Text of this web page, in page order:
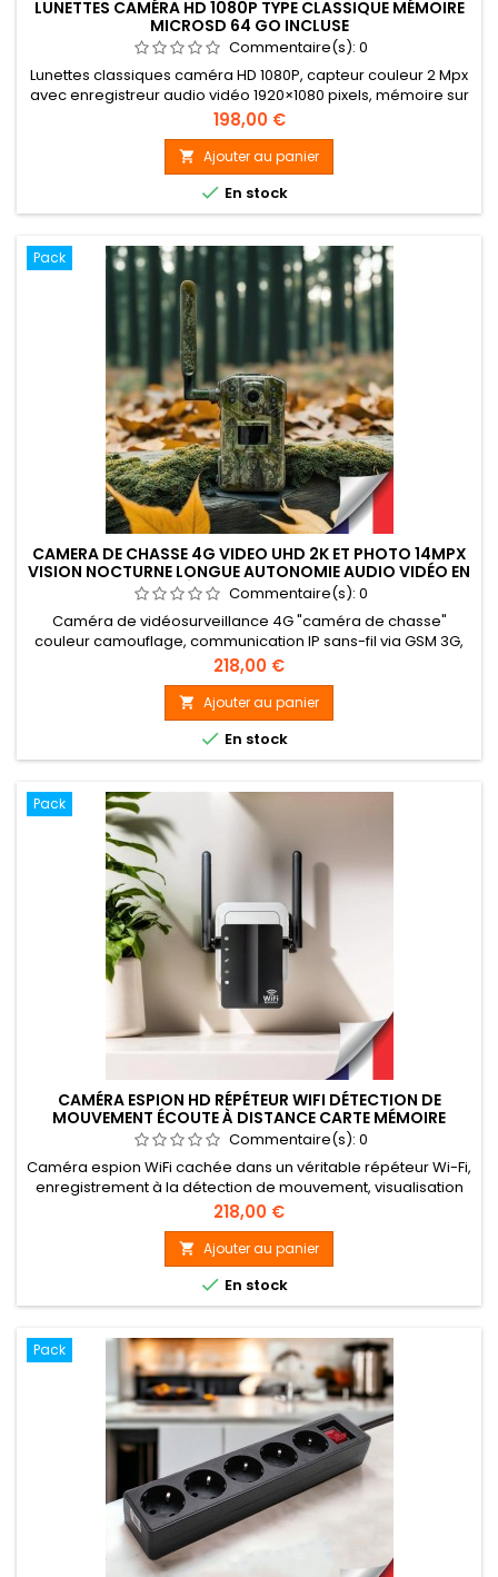
LUNETTES CAMÉRA HD 1080P TYPE CLASSIQUE MÉMOIRE
MICROSD 64 GO INCLUSE
Commentaire(s): 0
Lunettes classiques caméra HD 1080P, capteur couleur 2 Mpx
avec enregistreur audio vidéo 1920×1080 pixels, mémoire sur
carte micro SDHC jusqu'à 64 Go (64 Go inclus),
enregistrement photo &amp; vidéo audio manuel,
autonomie jusqu'à 90 minutes en enregistrement continu
Prix
198,00 €
 Ajouter au panier
 En stock
Pack
CAMERA DE CHASSE 4G VIDEO UHD 2K ET PHOTO 14MPX
VISION NOCTURNE LONGUE AUTONOMIE AUDIO VIDÉO EN
DIRECT DÉTECTION DE MOUVEMENT
Commentaire(s): 0
Caméra de vidéosurveillance 4G "caméra de chasse"
couleur camouflage, communication IP sans-fil via GSM 3G,
4G (carte SIM avec crédit DATA internet "taille nano"),
connexion simplifiée P2P, capteur 5 Mpx, grand angle de vue
120°, waterproof IP66, vision nocturne jusqu'à 15 m de portée
par LED infrarouge discrète, communication bidirectionnelle,
2 modes...
Prix
218,00 €
 Ajouter au panier
 En stock
Pack
CAMÉRA ESPION HD RÉPÉTEUR WIFI DÉTECTION DE
MOUVEMENT ÉCOUTE À DISTANCE CARTE MÉMOIRE
128GO
Commentaire(s): 0
Caméra espion WiFi cachée dans un véritable répéteur Wi-Fi,
enregistrement à la détection de mouvement, visualisation
en UHD 4K, et enregistrement audio vidéo en FHD 1080P
(1920×1080 pixels à 30 images secondes), capteur 2
Mégapixels, angle de vue à 90°, capteur basse luminosité,
carte mémoire micro SDXC jusqu'à 128Go incluse, accessible
et configurable à...
Prix
218,00 €
 Ajouter au panier
 En stock
Pack